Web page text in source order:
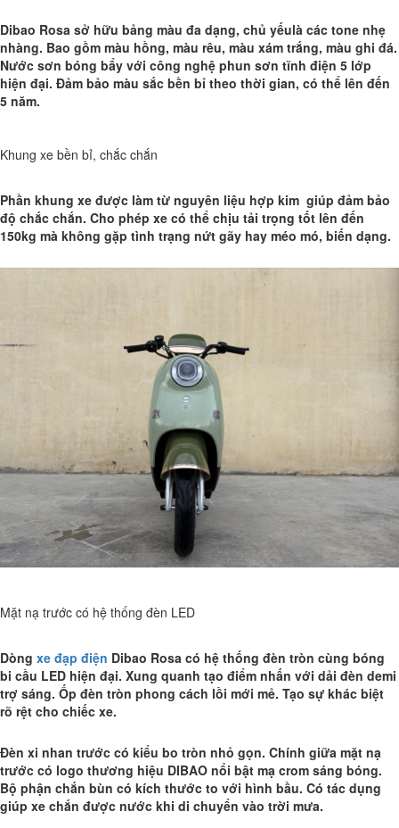
Dibao Rosa sở hữu bảng màu đa dạng, chủ yếulà các tone nhẹ
nhàng. Bao gồm màu hồng, màu rêu, màu xám trắng, màu ghi đá.
Nước sơn bóng bẩy với công nghệ phun sơn tĩnh điện 5 lớp
hiện đại. Đảm bảo màu sắc bền bỉ theo thời gian, có thể lên đến
5 năm.
Khung xe bền bỉ, chắc chắn
Phần khung xe được làm từ nguyên liệu hợp kim giúp đảm bảo
độ chắc chắn. Cho phép xe có thể chịu tải trọng tốt lên đến
150kg mà không gặp tình trạng nứt gãy hay méo mó, biến dạng.
Mặt nạ trước có hệ thống đèn LED
Dòng xe đạp điện Dibao Rosa có hệ thống đèn tròn cùng bóng
bi cầu LED hiện đại. Xung quanh tạo điểm nhấn với dải đèn demi
trợ sáng. Ốp đèn tròn phong cách lồi mới mẻ. Tạo sự khác biệt
rõ rệt cho chiếc xe.
Đèn xi nhan trước có kiểu bo tròn nhỏ gọn. Chính giữa mặt nạ
trước có logo thương hiệu DIBAO nổi bật mạ crom sáng bóng.
Bộ phận chắn bùn có kích thước to với hình bầu. Có tác dụng
giúp xe chắn được nước khi di chuyển vào trời mưa.